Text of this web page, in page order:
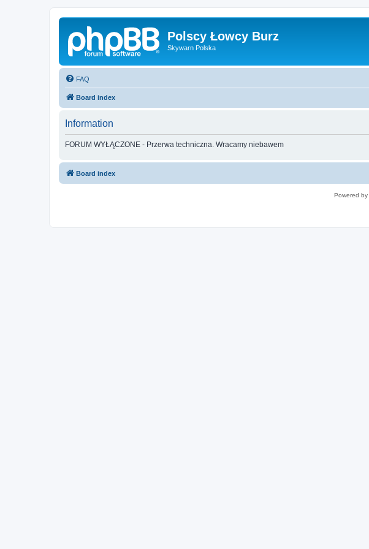
Polscy Łowcy Burz
Skywarn Polska
FAQ
Board index
Information
FORUM WYŁĄCZONE - Przerwa techniczna. Wracamy niebawem
Board index
Powered by